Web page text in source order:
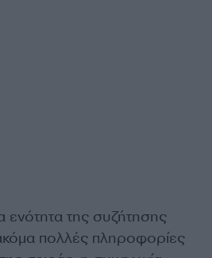
ενότητα της συζήτησης
πολλές πληροφορίες